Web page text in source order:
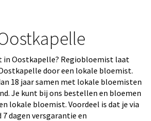
in Oostkapelle? Regiobloemist laat
door een lokale bloemist.
18 jaar samen met lokale bloemisten
Je kunt bij ons bestellen en bloemen
lokale bloemist. Voordeel is dat je via
dagen versgarantie en